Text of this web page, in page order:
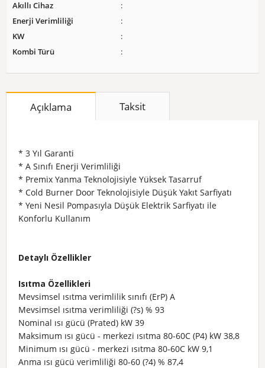
Akıllı Cihaz
Enerji Verimliliği
KW
Kombi Türü
Açıklama Taksit
* 3 Yıl Garanti
* A Sınıfı Enerji Verimliliği
* Premix Yanma Teknolojisiyle Yüksek Tasarruf
* Cold Burner Door Teknolojisiyle Düşük Yakıt Sarfiyatı
* Yeni Nesil Pompasıyla Düşük Elektrik Sarfiyatı ile
Konforlu Kullanım
Detaylı Özellikler
Isıtma Özellikleri
Mevsimsel ısıtma verimlilik sınıfı (ErP) A
Mevsimsel ısıtma verimliliği (?s) % 93
Nominal ısı gücü (Prated) kW 39
Maksimum ısı gücü - merkezi ısıtma 80-60C (P4) kW 38,8
Minimum ısı gücü - merkezi ısıtma 80-60C kW 9,1
Anma ısı gücü verimliliği 80-60 (?4) % 87,4